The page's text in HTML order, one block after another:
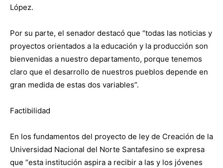
López.
Por su parte, el senador destacó que “todas las noticias y
proyectos orientados a la educación y la producción son
bienvenidas a nuestro departamento, porque tenemos
claro que el desarrollo de nuestros pueblos depende en
gran medida de estas dos variables”.
Factibilidad
En los fundamentos del proyecto de ley de Creación de la
Universidad Nacional del Norte Santafesino se expresa
que “esta institución aspira a recibir a las y los jóvenes